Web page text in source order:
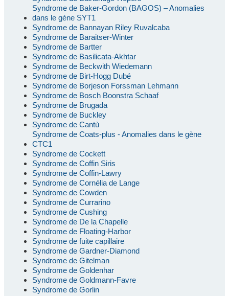
Syndrome de Baker-Gordon (BAGOS) – Anomalies
dans le gène SYT1
Syndrome de Bannayan Riley Ruvalcaba
Syndrome de Baraitser-Winter
Syndrome de Bartter
Syndrome de Basilicata-Akhtar
Syndrome de Beckwith Wiedemann
Syndrome de Birt-Hogg Dubé
Syndrome de Borjeson Forssman Lehmann
Syndrome de Bosch Boonstra Schaaf
Syndrome de Brugada
Syndrome de Buckley
Syndrome de Cantù
Syndrome de Coats-plus - Anomalies dans le gène
CTC1
Syndrome de Cockett
Syndrome de Coffin Siris
Syndrome de Coffin-Lawry
Syndrome de Cornélia de Lange
Syndrome de Cowden
Syndrome de Currarino
Syndrome de Cushing
Syndrome de De la Chapelle
Syndrome de Floating-Harbor
Syndrome de fuite capillaire
Syndrome de Gardner-Diamond
Syndrome de Gitelman
Syndrome de Goldenhar
Syndrome de Goldmann-Favre
Syndrome de Gorlin